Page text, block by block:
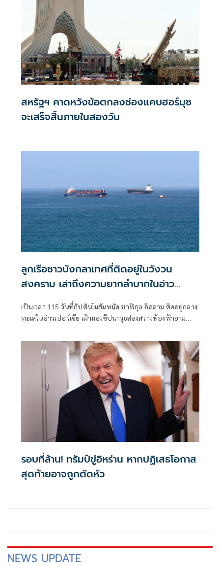
ภูมิภาคก็ตาม
สหรัฐฯ คาดหวังข้อตกลงช่องแคบฮอร์มุซ
จะเสร็จสิ้นภายในสองวัน
ลูกเรือชาวบังกลาเทศที่ติดอยู่ในวังวน
สงคราม เล่าถึงความยากลำบากในอ่าว
เปอร์เซีย
เป็นเวลา 115 วันที่กัปตันโมฮัมหมัด ชาฟิกุล อิสลาม ติดอยู่กลาง
ทะเลในอ่าวเปอร์เซีย เฝ้ามองขีปนาวุธส่องสว่างท้องฟ้ายาม
รอบที่ล้าน! ทรัมป์ขู่อิหร่าน หากปฏิเสธโอกาส
สุดท้ายอาจถูกตัดหัว
NEWS UPDATE